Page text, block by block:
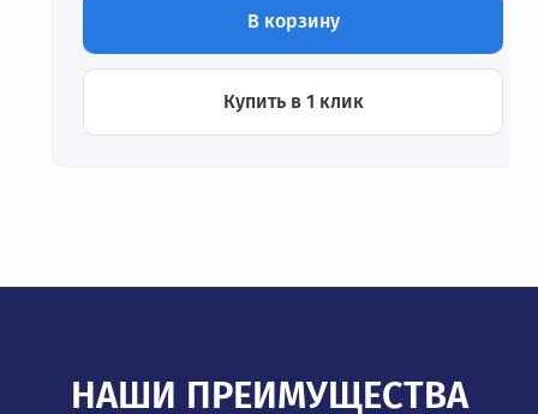
В корзину
Купить в 1 клик
НАШИ ПРЕИМУЩЕСТВА